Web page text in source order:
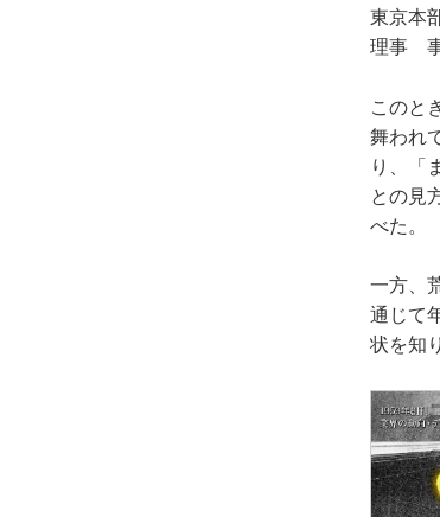
東京本
理事 事
このと
舞われ
り、「
との見
べた。
一方、
通じて
状を知